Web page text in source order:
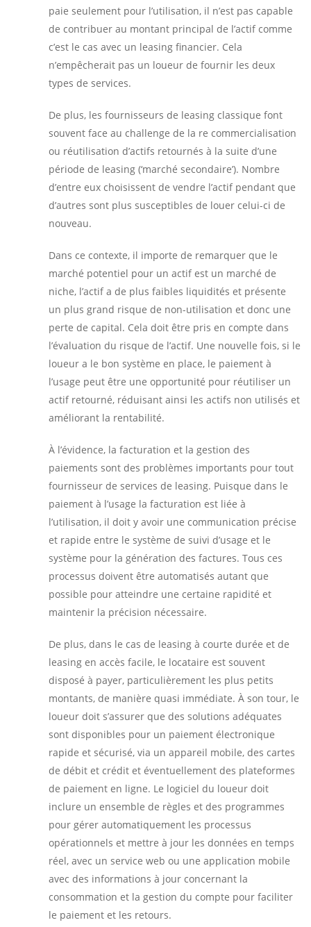
paie seulement pour l’utilisation, il n’est pas capable
de contribuer au montant principal de l’actif comme
c’est le cas avec un leasing financier. Cela
n’empêcherait pas un loueur de fournir les deux
types de services.
De plus, les fournisseurs de leasing classique font
souvent face au challenge de la re commercialisation
ou réutilisation d’actifs retournés à la suite d’une
période de leasing (‘marché secondaire’). Nombre
d’entre eux choisissent de vendre l’actif pendant que
d’autres sont plus susceptibles de louer celui-ci de
nouveau.
Dans ce contexte, il importe de remarquer que le
marché potentiel pour un actif est un marché de
niche, l’actif a de plus faibles liquidités et présente
un plus grand risque de non-utilisation et donc une
perte de capital. Cela doit être pris en compte dans
l’évaluation du risque de l’actif. Une nouvelle fois, si le
loueur a le bon système en place, le paiement à
l’usage peut être une opportunité pour réutiliser un
actif retourné, réduisant ainsi les actifs non utilisés et
améliorant la rentabilité.
À l’évidence, la facturation et la gestion des
paiements sont des problèmes importants pour tout
fournisseur de services de leasing. Puisque dans le
paiement à l’usage la facturation est liée à
l’utilisation, il doit y avoir une communication précise
et rapide entre le système de suivi d’usage et le
système pour la génération des factures. Tous ces
processus doivent être automatisés autant que
possible pour atteindre une certaine rapidité et
maintenir la précision nécessaire.
De plus, dans le cas de leasing à courte durée et de
leasing en accès facile, le locataire est souvent
disposé à payer, particulièrement les plus petits
montants, de manière quasi immédiate. À son tour, le
loueur doit s’assurer que des solutions adéquates
sont disponibles pour un paiement électronique
rapide et sécurisé, via un appareil mobile, des cartes
de débit et crédit et éventuellement des plateformes
de paiement en ligne. Le logiciel du loueur doit
inclure un ensemble de règles et des programmes
pour gérer automatiquement les processus
opérationnels et mettre à jour les données en temps
réel, avec un service web ou une application mobile
avec des informations à jour concernant la
consommation et la gestion du compte pour faciliter
le paiement et les retours.